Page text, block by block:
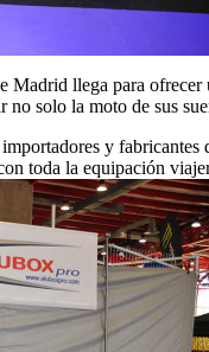
Madrid llega para ofrecer
solo la moto de sus
y
toda la equipación